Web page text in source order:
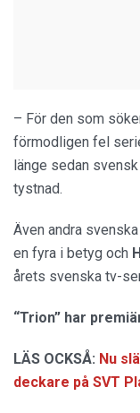
– För den som
förmodligen fel
länge sedan
tystnad.
Även andra
en fyra i betyg och
årets svenska tv-
“Trion” har
LÄS OCKSÅ: Nu
deckare på SVT